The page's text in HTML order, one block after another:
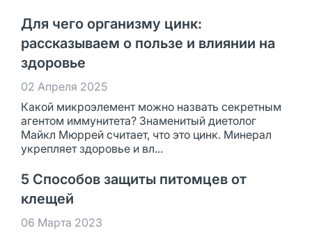
Для чего организму цинк:
рассказываем о пользе и влиянии на
здоровье
02 Апреля 2025
Какой микроэлемент можно назвать секретным
агентом иммунитета? Знаменитый диетолог
Майкл Мюррей считает, что это цинк. Минерал
укрепляет здоровье и вл...
5 Способов защиты питомцев от
клещей
06 Марта 2023